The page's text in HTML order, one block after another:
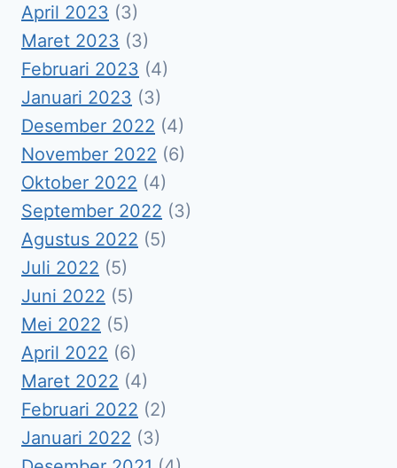
April 2023 (3)
Maret 2023 (3)
Februari 2023 (4)
Januari 2023 (3)
Desember 2022 (4)
November 2022 (6)
Oktober 2022 (4)
September 2022 (3)
Agustus 2022 (5)
Juli 2022 (5)
Juni 2022 (5)
Mei 2022 (5)
April 2022 (6)
Maret 2022 (4)
Februari 2022 (2)
Januari 2022 (3)